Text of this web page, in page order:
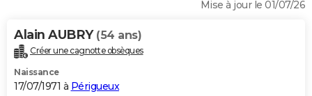
Alimentation
Guide de la santé
Maladies
Médicaments
Sommeil
VOYAGE
Destinations
City break
Voyage nature
Voyage de noces
Forum
Climat
+PHOTO
Mise à jour le 01/07/26
Alain AUBRY (54 ans)
Créer une cagnotte obsèques
Naissance
17/07/1971 à Périgueux